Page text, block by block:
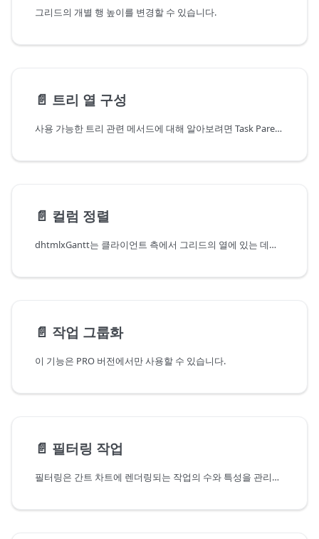
그리드의 개별 행 높이를 변경할 수 있습니다.
📄️ 트리 열 구성
사용 가능한 트리 관련 메서드에 대해 알아보려면 Task Parent/Child 문서를 참조하십시오.
📄️ 컬럼 정렬
dhtmlxGantt는 클라이언트 측에서 그리드의 열에 있는 데이터를 정렬할 수 있습니다.
📄️ 작업 그룹화
이 기능은 PRO 버전에서만 사용할 수 있습니다.
📄️ 필터링 작업
필터링은 간트 차트에 렌더링되는 작업의 수와 특성을 관리할 수 있게 해줍니다. 예를 들어 특정 작업자에게 할당된 작업이나 긴급 우선순위를 가진 작업을 표시하기 위해 필터링을 사용할 수 있습니다.